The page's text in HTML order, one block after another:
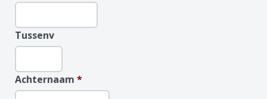
Tussenv
Achternaam *